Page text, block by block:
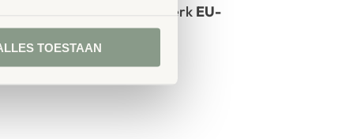
TOESTAAN
van het milieukeurmerk EU-